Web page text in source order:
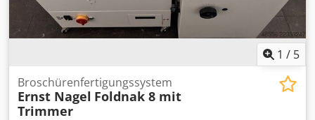
1 / 5
Broschürenfertigungssystem
Ernst Nagel Foldnak 8 mit
Trimmer